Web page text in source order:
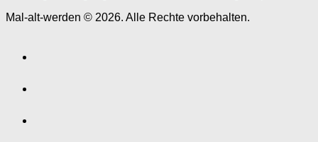
Mal-alt-werden © 2026. Alle Rechte vorbehalten.